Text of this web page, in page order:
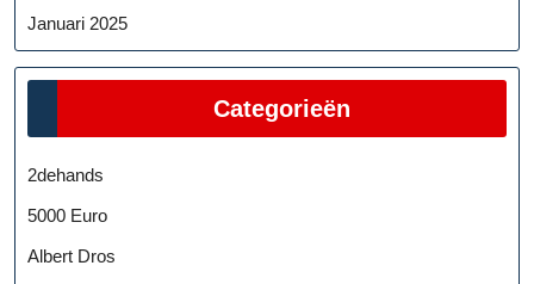
Januari 2025
Categorieën
2dehands
5000 Euro
Albert Dros